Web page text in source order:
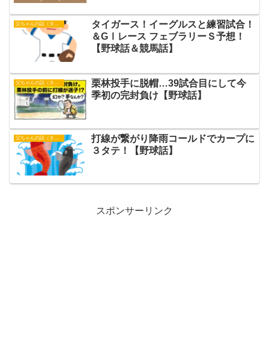
父ちゃんの話（タイガース）
タイガース！イーグルスと練習試合！
＆GⅠレース フェブラリーＳ予想！
【野球話＆競馬話】
父ちゃんの話（タイガース）
栗林投手に脱帽…39試合目にして今
季初の完封負け【野球話】
打線が繋がり降雨コールドでカープに
３タテ！【野球話】
スポンサーリンク